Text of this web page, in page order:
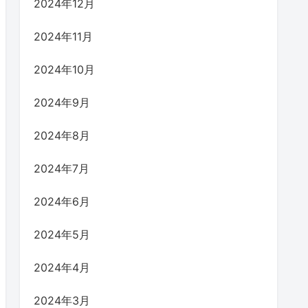
2024年12月
2024年11月
2024年10月
2024年9月
2024年8月
2024年7月
2024年6月
2024年5月
2024年4月
2024年3月